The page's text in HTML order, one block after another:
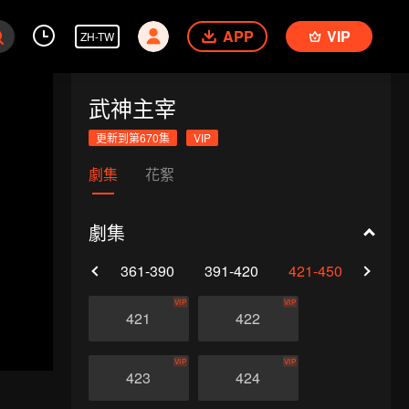
ZH-TW APP VIP
武神主宰
更新到第670集 VIP
劇集 花絮
劇集
361-390 391-420 421-450
421
VIP
422
VIP
423
VIP
424
VIP